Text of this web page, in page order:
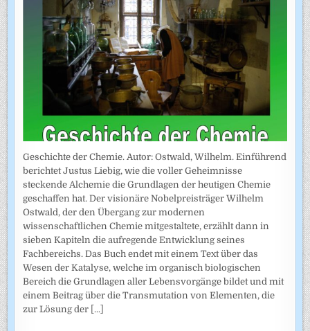
Geschichte der Chemie. Autor: Ostwald, Wilhelm. Einführend
berichtet Justus Liebig, wie die voller Geheimnisse
steckende Alchemie die Grundlagen der heutigen Chemie
geschaffen hat. Der visionäre Nobelpreisträger Wilhelm
Ostwald, der den Übergang zur modernen
wissenschaftlichen Chemie mitgestaltete, erzählt dann in
sieben Kapiteln die aufregende Entwicklung seines
Fachbereichs. Das Buch endet mit einem Text über das
Wesen der Katalyse, welche im organisch biologischen
Bereich die Grundlagen aller Lebensvorgänge bildet und mit
einem Beitrag über die Transmutation von Elementen, die
zur Lösung der [...]